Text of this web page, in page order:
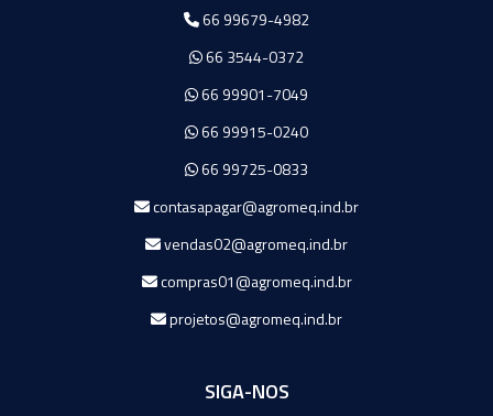
66 99679-4982
66 3544-0372
66 99901-7049
66 99915-0240
66 99725-0833
contasapagar@agromeq.ind.br
vendas02@agromeq.ind.br
compras01@agromeq.ind.br
projetos@agromeq.ind.br
SIGA-NOS